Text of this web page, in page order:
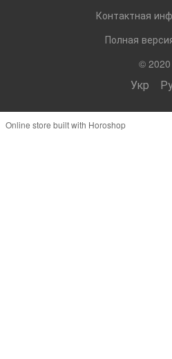
Контактная
Полная
© 2020
Укр
Online store built with Horoshop